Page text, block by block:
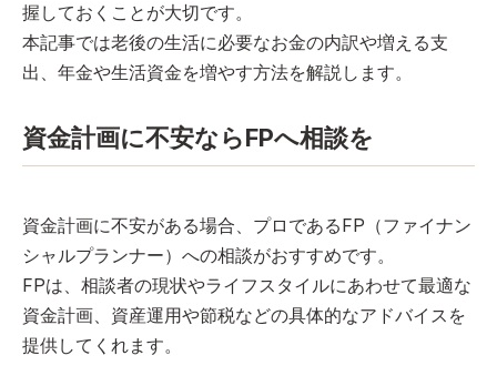
握しておくことが大切です。
本記事では老後の生活に必要なお金の内訳や増える支
出、年金や生活資金を増やす方法を解説します。
資金計画に不安ならFPへ相談を
資金計画に不安がある場合、プロであるFP（ファイナン
シャルプランナー）への相談がおすすめです。
FPは、相談者の現状やライフスタイルにあわせて最適な
資金計画、資産運用や節税などの具体的なアドバイスを
提供してくれます。